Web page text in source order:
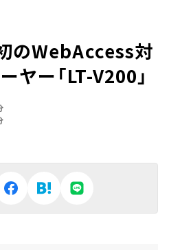
のWebAccess対
ヤー「LT-V200」